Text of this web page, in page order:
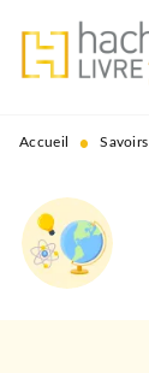
MENU
PIED DE PAGE
Accueil • Savoirs